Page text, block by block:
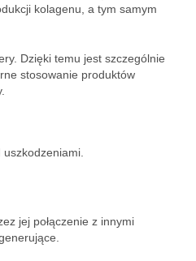
kolagenu, a tym samym
Dzięki temu jest szczególnie
stosowanie produktów
jej połączenie z innymi